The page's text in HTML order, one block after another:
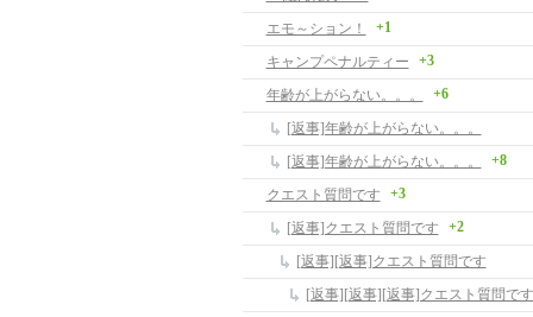
エモ～ション！
+1
キャンプペナルティー +3
年齢が上がらない。。。 +6
[返事]年齢が上がらない。。。
[返事]年齢が上がらない。。。
+8
クエスト質問です +3
[返事]クエスト質問です +2
[返事][返事]クエスト質問です
[返事][返事][返事]クエスト質問です